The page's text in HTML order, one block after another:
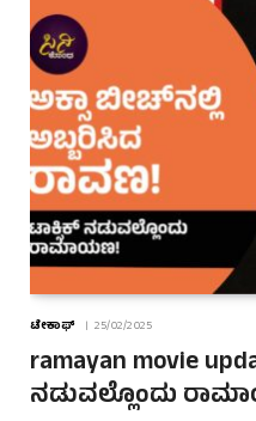
ಟೇಕಾಫ್ 25/02/2025
ramayan movie
ನಡುವಲ್ಲೊಂದು